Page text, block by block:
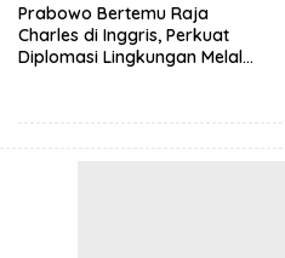
Prabowo Bertemu Raja
Charles di Inggris, Perkuat
Diplomasi Lingkungan Melalui